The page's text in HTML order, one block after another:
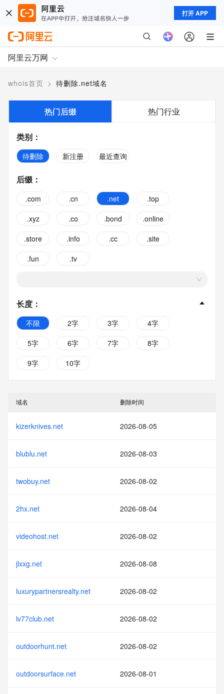
打开 APP
阿里云万网
whois首页 > 待删除.net域名
热门后缀 热门行业
类别 ：
待删除 新注册 最近查询
后缀 ：
.com .cn .net
.top
.xyz
.co .bond
.online
.store
.info .cc
.site
.fun
.tv
长度 ：
不限 2字 3字
4字
5字
6字 7字
8字
9字
10字
域名 删除时间
kizerknives.net 2026-08-05
blublu.net 2026-08-03
twobuy.net 2026-08-02
2hx.net 2026-08-04
videohost.net 2026-08-02
jlxxg.net 2026-08-08
luxurypartnersrealty.net 2026-08-02
lv77club.net 2026-08-02
outdoorhunt.net 2026-08-02
outdoorsurface.net 2026-08-01